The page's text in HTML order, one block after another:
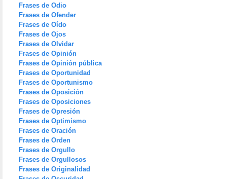
Frases de Odio
Frases de Ofender
Frases de Oído
Frases de Ojos
Frases de Olvidar
Frases de Opinión
Frases de Opinión pública
Frases de Oportunidad
Frases de Oportunismo
Frases de Oposición
Frases de Oposiciones
Frases de Opresión
Frases de Optimismo
Frases de Oración
Frases de Orden
Frases de Orgullo
Frases de Orgullosos
Frases de Originalidad